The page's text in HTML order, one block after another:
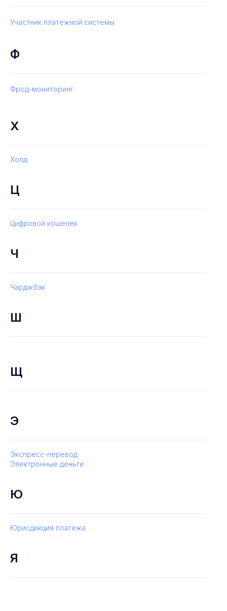
Участник платёжной системы
Ф
Фрод-мониторинг
Х
Холд
Ц
Цифровой кошелёк
Ч
Чарджбэк
Ш
Щ
Э
Экспресс-перевод
Электронные деньги
Ю
Юрисдикция платежа
Я